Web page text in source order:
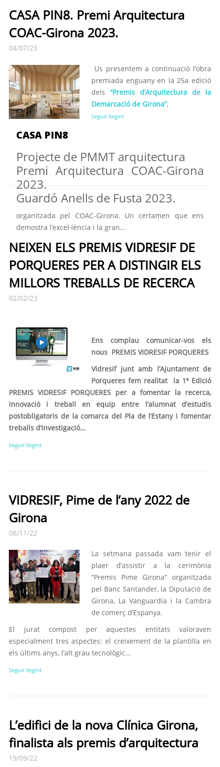
CASA PIN8. Premi Arquitectura
COAC-Girona 2023.
04/07/23
CASA PIN8
Projecte de PMMT arquitectura
Premi Arquitectura COAC-Girona
2023.
Guardó Anells de Fusta 2023.
Us presentem a continuació l’obra
premiada enguany en la 25a edició
dels“Premis d’Arquitectura de la
Demarcació de Girona”,
organitzada pel COAC-Girona. Un certamen que ens
demostra l’excel·lència i la gran...
Seguir llegint
NEIXEN ELS PREMIS VIDRESIF DE
PORQUERES PER A DISTINGIR ELS
MILLORS TREBALLS DE RECERCA
02/02/23
Ens complau comunicar-vos els
nous PREMIS VIDRESIF PORQUERES
Vidresif junt amb l’Ajuntament de
Porqueres fem realitat la 1ª Edició
PREMIS VIDRESIF PORQUERES per a fomentar la recerca,
innovació i treball en equip entre l’alumnat d’estudis
postobligatoris de la comarca del Pla de l’Estany i fomentar
treballs d’investigació...
Seguir llegint
VIDRESIF, Pime de l’any 2022 de
Girona
08/11/22
La setmana passada vam tenir el
plaer d’assistir a la cerimònia
“Premis Pime Girona” organitzada
pel Banc Santander, la Diputació de
Girona, La Vanguardia i la Cambra
de comerç d’Espanya.
El jurat compost per aquestes entitats valoraven
especialment tres aspectes: el creixement de la plantilla en
els últims anys, l’alt grau tecnològic...
Seguir llegint
L’edifici de la nova Clínica Girona,
finalista als premis d’arquitectura
19/09/22